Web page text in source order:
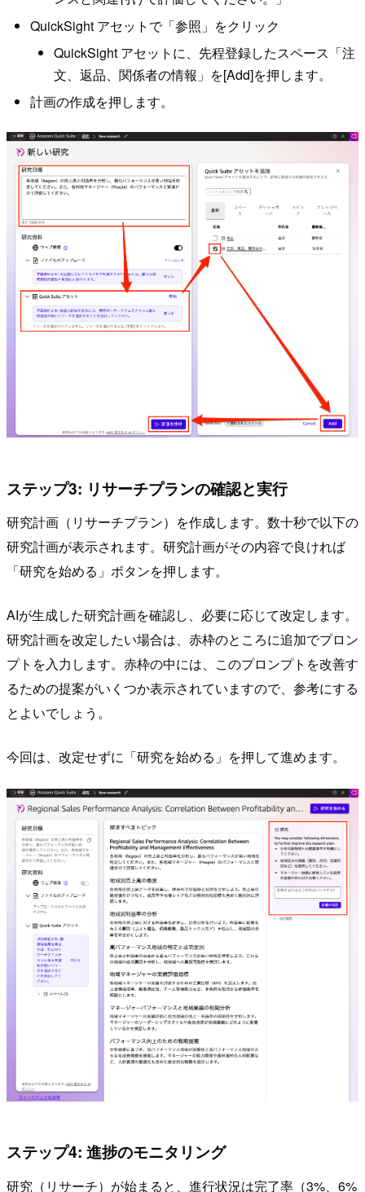
QuickSight アセットで「参照」をクリック
QuickSight アセットに、先程登録したスペース「注
文、返品、関係者の情報」を[Add]を押します。
計画の作成を押します。
ステップ3: リサーチプランの確認と実行
研究計画（リサーチプラン）を作成します。数十秒で以下の
研究計画が表示されます。研究計画がその内容で良ければ
「研究を始める」ボタンを押します。
AIが生成した研究計画を確認し、必要に応じて改定します。
研究計画を改定したい場合は、赤枠のところに追加でプロン
プトを入力します。赤枠の中には、このプロンプトを改善す
るための提案がいくつか表示されていますので、参考にする
とよいでしょう。
今回は、改定せずに「研究を始める」を押して進めます。
ステップ4: 進捗のモニタリング
研究（リサーチ）が始まると、進行状況は完了率（3%、6%